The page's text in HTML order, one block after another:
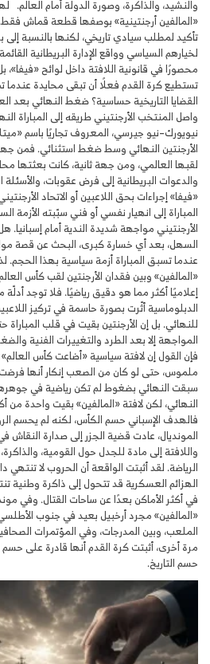
والنشيد، والذاكرة، وصورة الدولة أمام العالم.
«المالفين أرجنتينية» بوصفها قطعة قماش فقط.
تأكيد لمطلب سيادي تاريخي، لكنها بالنسبة إلى
لخيارهم السياسي وواقع الإدارة البريطانية
محصورًا في قانونية اللافتة داخل لوائح
تستطيع كرة القدم فعلًا أن تبقى محايدة عندما
القضايا التاريخية حساسية؟ ضغط النهائي بعد
واصل المنتخب الأرجنتيني طريقه إلى المباراة
الأرجنتين النهائي وسط ضغط استثنائي. فمن
لقبها العالمي، ومن جهة ثانية، كانت بعثتها
والدعوات البريطانية إلى فرض عقوبات،
«فيفا» إجراءات بحق اللاعبين أو الاتحاد
المباراة إلى انهيار نفسي أو فني سبّبته الأزمة
الأرجنتيني مواجهة شديدة الندية أمام إسبانيا.
السهل، بعد أي خسارة كبرى، البحث عن قصة
عندما تسبق المباراة أزمة سياسية بهذا الحجم.
«المالفين» وبين فقدان الأرجنتين لقب كأس
إعلاميًا أكثر مما هو دقيق رياضيًا. فلا توجد أدلّة
الدبلوماسية أثّرت بصورة حاسمة في تركيز
للنهائي. بل إن الأرجنتين بقيت في قلب
المواجهة إلا بعد الطرد والتغييرات الفنية
فإن القول إن لافتة سياسية «أضاعت كأس العالم»
ملموس، حتى لو كان من الصعب إنكار أنها فرضت
سبقت النهائي بضغوط لم تكن رياضية في
النهائي، لكن لافتة «المالفين» بقيت واحدة من
فالهدف الإسباني حسم الكأس، لكنه لم يحسم
المونديال، عادت قضية الجزر إلى صدارة النقاش
واللافتة إلى مادة للجدل حول القومية،
الرياضة. لقد أثبتت الواقعة أن الحروب لا تنتهي
الهزائم العسكرية قد تتحول إلى ذاكرة وطنية
«المالفين» مجرد أرخبيل بعيد في جنوب
الملعب، وبين المدرجات، وفي المؤتمرات
مرة أخرى، أثبتت كرة القدم أنها قادرة على حسم
حسم التاريخ.